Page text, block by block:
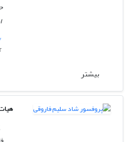
smhashemi
بیشتر